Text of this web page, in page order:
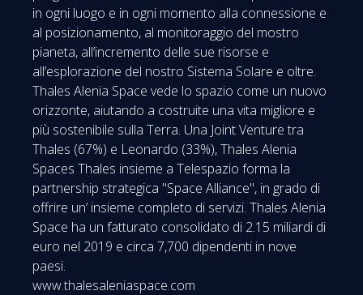
in ogni luogo e in ogni momento alla connessione e
al posizionamento, al monitoraggio del mostro
pianeta, all’incremento delle sue risorse e
all’esplorazione del nostro Sistema Solare e oltre.
Thales Alenia Space vede lo spazio come un nuovo
orizzonte, aiutando a costruite una vita migliore e
più sostenibile sulla Terra. Una Joint Venture tra
Thales (67%) e Leonardo (33%), Thales Alenia
Spaces Thales insieme a Telespazio forma la
partnership strategica "Space Alliance", in grado di
offrire un’ insieme completo di servizi. Thales Alenia
Space ha un fatturato consolidato di 2.15 miliardi di
euro nel 2019 e circa 7,700 dipendenti in nove
paesi.
www.thalesaleniaspace.com